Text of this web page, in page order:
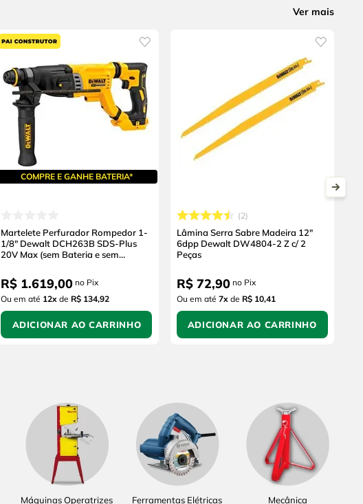
Ver mais
COMPRE E GANHE BATERIA*
Martelete Perfurador Rompedor 1-
1/8" Dewalt DCH263B SDS-Plus
20V Max (sem Bateria e sem
R$ 1.619,00 no Pix
Ou em até 12x de R$ 134,92
ADICIONAR AO CARRINHO
2
Lâmina Serra Sabre Madeira 12"
6dpp Dewalt DW4804-2 Z c/ 2
Peças
R$ 72,90no Pix
Ou em até 7xde R$ 10,41
ADICIONAR AO CARRINHO
Máquinas Operatrizes Ferramentas Elétricas Mecânica